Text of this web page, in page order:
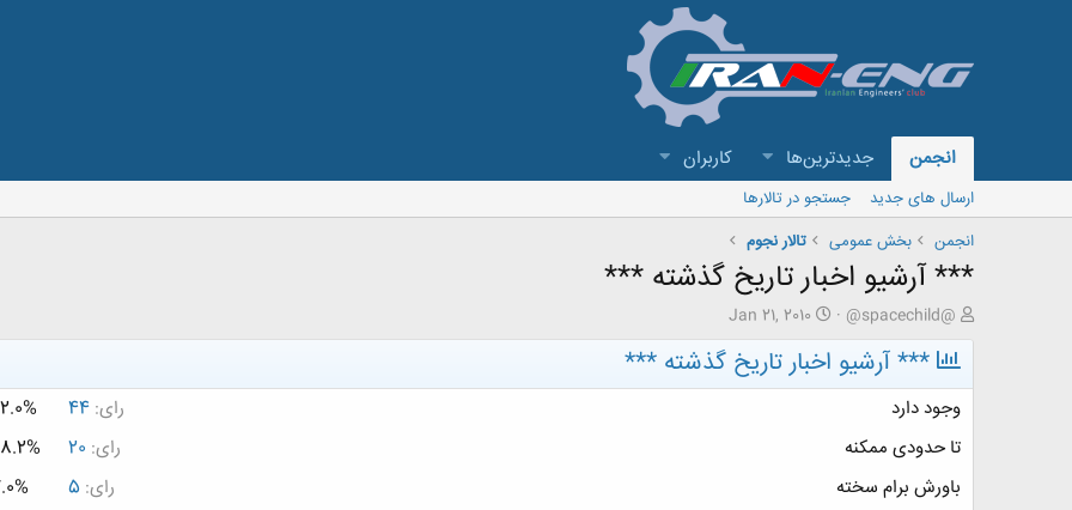
انجمن جدیدترین‌ها کاربران
ارسال های جدید
جستجو در تالارها
انجمن
بخش عمومی تالار نجوم
*** آرشیو اخبار تاریخ گذشته ***
ش
ر
و
ک
ن
ن
ه
@spacechild@
ت
ا
ر
ی
Jan 21, 2010
*** آرشیو اخبار تاریخ گذشته ***
وجود دارد رای:
تا حدودی ممکنه
رای:
باورش برام سخته
رای: